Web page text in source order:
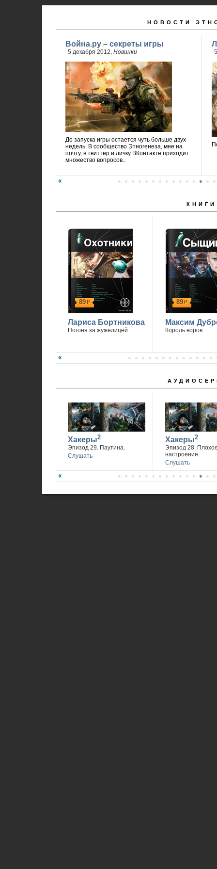
НОВОСТИ
Война.ру – секреты игры
5 декабря 2012, Новинки
До запуска игры остается чуть больше двух
недель. В сообщество Этногенеза, мне на
почту, в твиттер и личку ВКонтакте приходит
множество вопросов..
КНИГИ
89р
Лариса Бортникова
Погоня за жужелицей
89р
Максим
Король воров
Хакеры2
Эпизод 29. Паутина.
Слушать
Хакеры2
Эпизод 28.
настроение.
Слушать